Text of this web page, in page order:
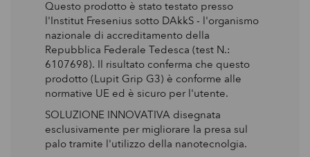
Questo prodotto è stato testato presso
l'Institut Fresenius sotto DAkkS - l'organismo
nazionale di accreditamento della
Repubblica Federale Tedesca (test N.:
6107698). Il risultato conferma che questo
prodotto (Lupit Grip G3) è conforme alle
normative UE ed è sicuro per l'utente.
SOLUZIONE INNOVATIVA disegnata
esclusivamente per migliorare la presa sul
palo tramite l'utilizzo della nanotecnolgia.